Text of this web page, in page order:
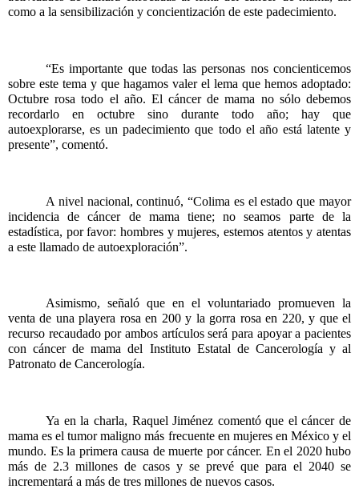
como a la sensibilización y concientización de este padecimiento.
“Es importante que todas las personas nos concienticemos
sobre este tema y que hagamos valer el lema que hemos adoptado:
Octubre rosa todo el año. El cáncer de mama no sólo debemos
recordarlo en octubre sino durante todo año; hay que
autoexplorarse, es un padecimiento que todo el año está latente y
presente”, comentó.
A nivel nacional, continuó, “Colima es el estado que mayor
incidencia de cáncer de mama tiene; no seamos parte de la
estadística, por favor: hombres y mujeres, estemos atentos y atentas
a este llamado de autoexploración”.
Asimismo, señaló que en el voluntariado promueven la
venta de una playera rosa en 200 y la gorra rosa en 220, y que el
recurso recaudado por ambos artículos será para apoyar a pacientes
con cáncer de mama del Instituto Estatal de Cancerología y al
Patronato de Cancerología.
Ya en la charla, Raquel Jiménez comentó que el cáncer de
mama es el tumor maligno más frecuente en mujeres en México y el
mundo. Es la primera causa de muerte por cáncer. En el 2020 hubo
más de 2.3 millones de casos y se prevé que para el 2040 se
incrementará a más de tres millones de nuevos casos.